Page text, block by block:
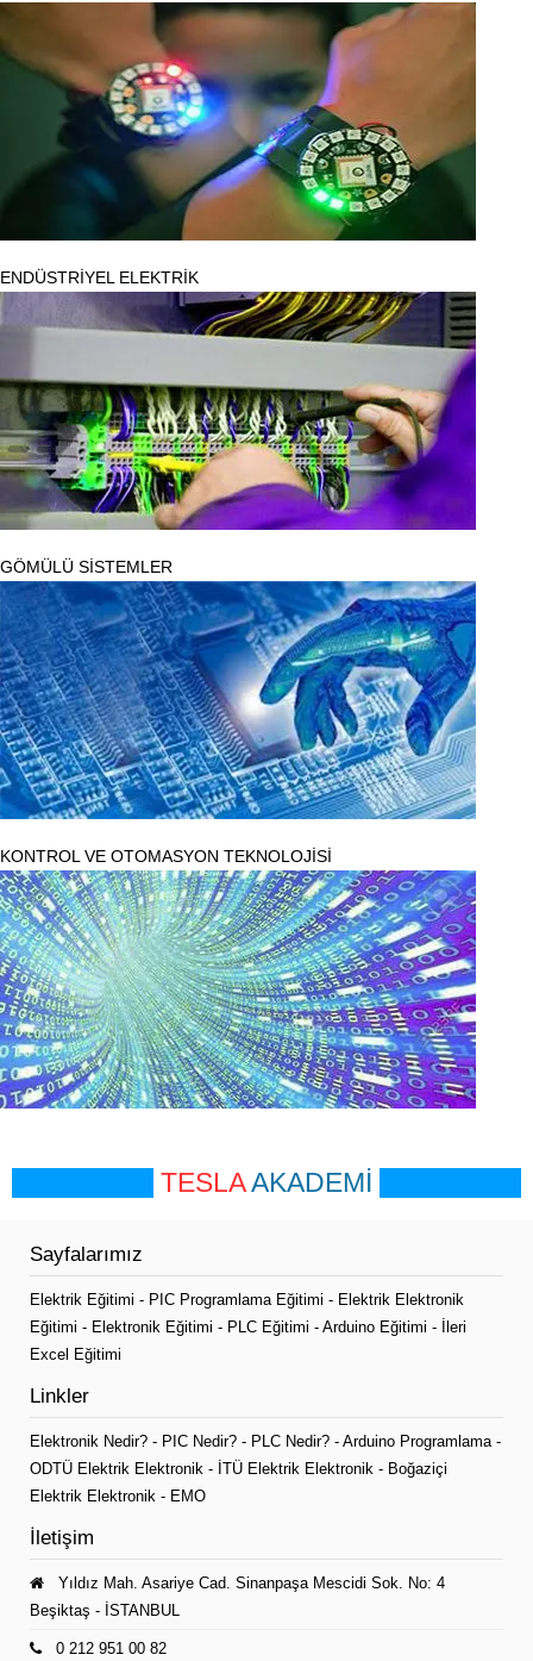
ENDÜSTRİYEL ELEKTRİK
GÖMÜLÜ SİSTEMLER
KONTROL VE OTOMASYON TEKNOLOJİSİ
TESLAAKADEMİ
Sayfalarımız
Elektrik Eğitimi - PIC Programlama Eğitimi - Elektrik Elektronik
Eğitimi - Elektronik Eğitimi - PLC Eğitimi - Arduino Eğitimi -
İleri
Excel Eğitimi
Linkler
Elektronik Nedir? - PIC Nedir? - PLC Nedir? - Arduino Programlama-
ODTÜ Elektrik Elektronik - İTÜ Elektrik Elektronik - Boğaziçi
Elektrik Elektronik - EMO
İletişim
Yıldız Mah. Asariye Cad. Sinanpaşa Mescidi Sok. No: 4
Beşiktaş - İSTANBUL
0 212 951 00 82